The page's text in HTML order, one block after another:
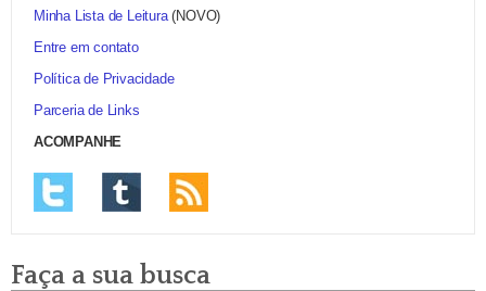
Minha Lista de Leitura(NOVO)
Entre em contato
Política de Privacidade
Parceria de Links
ACOMPANHE
Faça a sua busca